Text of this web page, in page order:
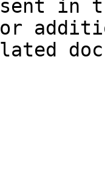
in